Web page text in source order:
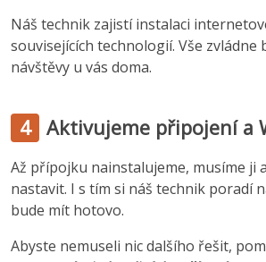
Náš technik zajistí instalaci
souvisejících technologií. Vše zvládne
návštěvy u vás doma.
4 Aktivujeme připojení a
Až přípojku nainstalujeme, musíme ji
nastavit. I s tím si náš technik poradí
bude mít hotovo.
Abyste nemuseli nic dalšího řešit,